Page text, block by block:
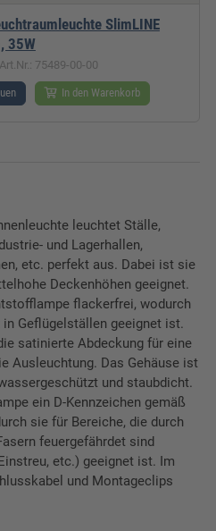
SlimLINE
35W
75489-00-00
In den Warenkorb
leuchtet Ställe,
und Lagerhallen,
etc. perfekt aus. Dabei ist sie
Deckenhöhen geeignet.
flackerfrei, wodurch
Geflügelställen geeignet ist.
satinierte Abdeckung für eine
Ausleuchtung. Das Gehäuse ist
und staubdicht.
ein D-Kennzeichen gemäß
sie für Bereiche, die durch
feuergefährdet sind
etc.) geeignet ist. Im
und Montageclips